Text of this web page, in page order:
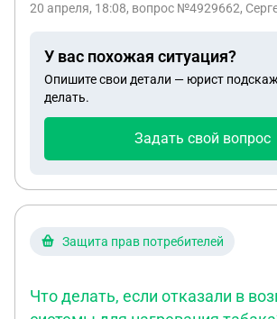
профзаболеванию или от момента
20 апреля, 18:08, вопрос №4929662,
У вас похожая ситуация?
Опишите свои детали — юрист
делать.
Задать свой вопрос
Защита прав потребителей
Что делать, если отказали в